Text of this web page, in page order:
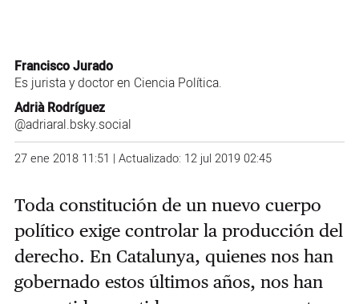
Francisco Jurado
Es jurista y doctor en Ciencia Política.
Adrià Rodríguez
@adriaral.bsky.social
27 ene 2018 11:51 | Actualizado: 12 jul 2019 02:45
Toda constitución de un nuevo cuerpo
político exige controlar la producción del
derecho. En Catalunya, quienes nos han
gobernado estos últimos años, nos han